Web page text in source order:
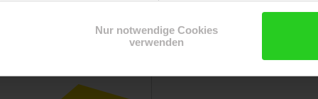
Nur notwendige Cookies
verwenden